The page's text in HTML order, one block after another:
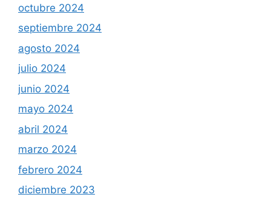
octubre 2024
septiembre 2024
agosto 2024
julio 2024
junio 2024
mayo 2024
abril 2024
marzo 2024
febrero 2024
diciembre 2023